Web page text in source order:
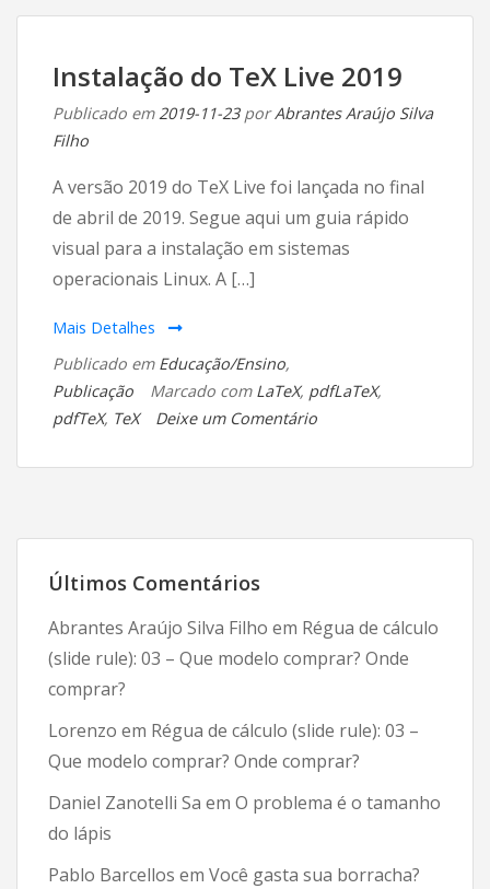
TeX
2020
Instalação do TeX Live 2019
Publicado em2019-11-23porAbrantes Araújo Silva
Filho
A versão 2019 do TeX Live foi lançada no final
de abril de 2019. Segue aqui um guia rápido
visual para a instalação em sistemas
operacionais Linux. A […]
Mais Detalhes
Publicado em Educação/Ensino,
Publicação
Marcado com LaTeX, pdfLaTeX,
pdfTeX, TeX Deixe um Comentárioem
do
Últimos Comentários
Abrantes Araújo Silva Filho em Régua de cálculo
(slide rule): 03 – Que modelo comprar? Onde
comprar?
Lorenzo em Régua de cálculo (slide rule): 03 –
Que modelo comprar? Onde comprar?
Daniel Zanotelli Sa em O problema é o tamanho
do lápis
Pablo Barcellos em Você gasta sua borracha?